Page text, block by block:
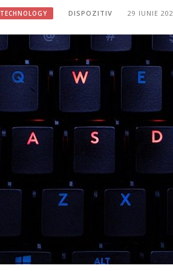
TECHNOLOGY DISPOZITIV 29 IUNIE